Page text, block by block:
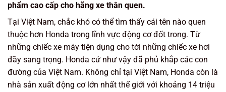
phẩm cao cấp cho hãng xe thân quen.
Tại Việt Nam, chắc khó có thể tìm thấy cái tên nào quen
thuộc hơn Honda trong lĩnh vực động cơ đốt trong. Từ
những chiếc xe máy tiện dụng cho tới những chiếc xe hơi
đầy sang trọng. Honda cứ như vậy đã phủ khắp các con
đường của Việt Nam. Không chỉ tại Việt Nam, Honda còn là
nhà sản xuất động cơ lớn nhất thế giới với khoảng 14 triệu